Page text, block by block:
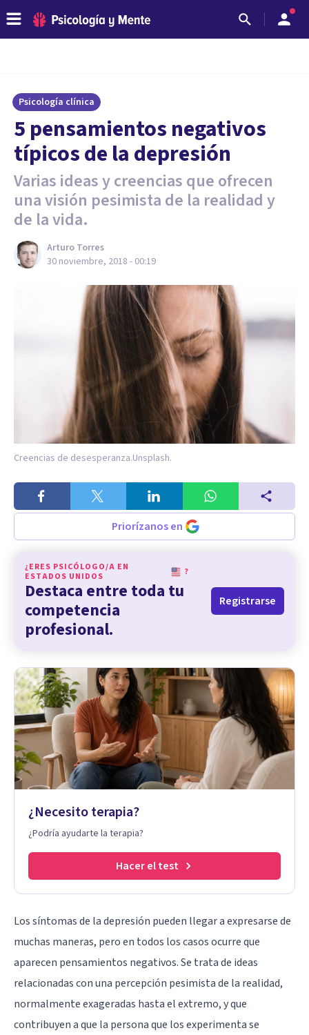
Psicología clínica
5 pensamientos negativos
típicos de la depresión
Varias ideas y creencias que ofrecen
una visión pesimista de la realidad y
de la vida.
Arturo Torres
30 noviembre, 2018 - 00:19
Creencias de desesperanza.Unsplash.
Priorízanos en
¿ERES PSICÓLOGO/A EN
ESTADOS UNIDOS
?
Destaca entre toda tu
competencia
profesional.
Registrarse
¿Necesito terapia?
¿Podría ayudarte la terapia?
Hacer el test
Los síntomas de la depresión pueden llegar a expresarse de
muchas maneras, pero en todos los casos ocurre que
aparecen pensamientos negativos. Se trata de ideas
relacionadas con una percepción pesimista de la realidad,
normalmente exageradas hasta el extremo, y que
contribuyen a que la persona que los experimenta se